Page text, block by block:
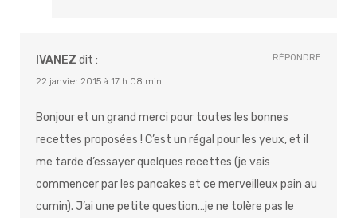
IVANEZ dit :
22 janvier 2015 à 17 h 08 min
Bonjour et un grand merci pour toutes les bonnes
recettes proposées ! C’est un régal pour les yeux, et il
me tarde d’essayer quelques recettes (je vais
commencer par les pancakes et ce merveilleux pain au
cumin). J’ai une petite question…je ne tolère pas le
RÉPONDRE